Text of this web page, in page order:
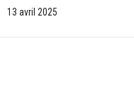
13 avril 2025